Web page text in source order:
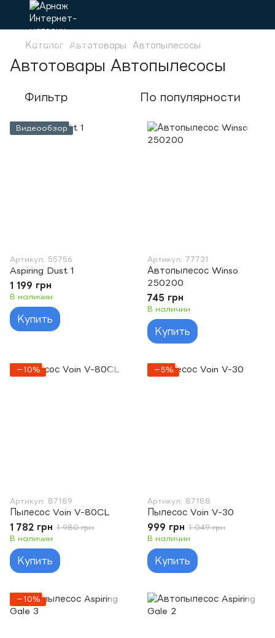
Каталог Автотовары Автопылесосы
Автотовары Автопылесосы
Фильтр По популярности
Видеообзор
Артикул: 55756
Aspiring Dust 1
1 199 грн
В наличии
Купить
Артикул: 77731
Автопылесос Winso
250200
745 грн
В наличии
Купить
−10%
Артикул: 87189
Пылесос Voin V-80CL
1 782 грн 1 980 грн
В наличии
Купить
−5%
Артикул: 87188
Пылесос Voin V-30
999 грн 1 049 грн
В наличии
Купить
−10%